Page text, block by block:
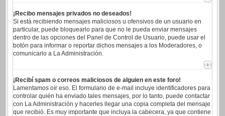
¡Recibo mensajes privados no deseados!
Si está recibiendo mensajes maliciosos u ofensivos de un usuario en
particular, puede bloquearlo para que no le pueda enviar mensajes
dentro de las opciones del Panel de Control de Usuario, puede usar el
botón para informar o reportar dichos mensajes a los Moderadores, o
comunicarlo a La Administración.
¡Recibí spam o correos maliciosos de alguien en este foro!
Lamentamos oír eso. El formulario de e-mail incluye identificadores para
controlar quién ha enviado tales mensajes, por lo tanto, puede contactar
con La Administración y hacerles llegar una copia completa del mensaje
que recibió. Es muy importante que incluya la cabecera, ya que contiene